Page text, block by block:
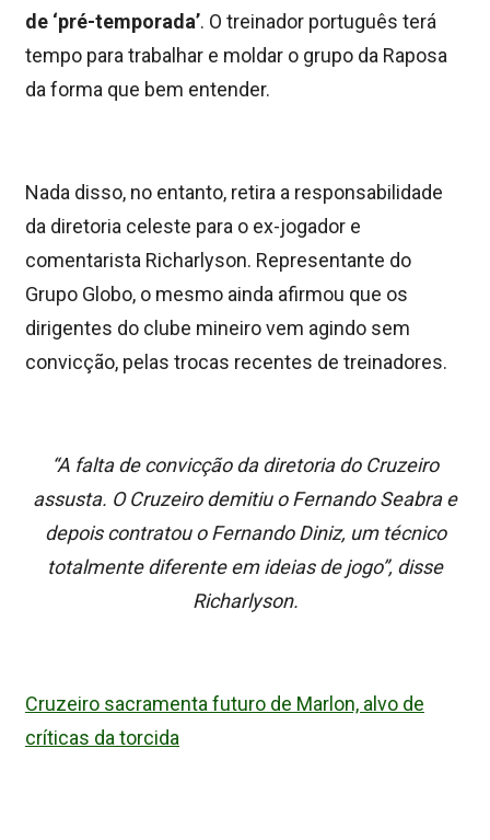
de ‘pré-temporada’. O treinador português terá
tempo para trabalhar e moldar o grupo da Raposa
da forma que bem entender.
Nada disso, no entanto, retira a responsabilidade
da diretoria celeste para o ex-jogador e
comentarista Richarlyson. Representante do
Grupo Globo, o mesmo ainda afirmou que os
dirigentes do clube mineiro vem agindo sem
convicção, pelas trocas recentes de treinadores.
“A falta de convicção da diretoria do Cruzeiro
assusta. O Cruzeiro demitiu o Fernando Seabra e
depois contratou o Fernando Diniz, um técnico
totalmente diferente em ideias de jogo”, disse
Richarlyson.
Cruzeiro sacramenta futuro de Marlon, alvo de
críticas da torcida